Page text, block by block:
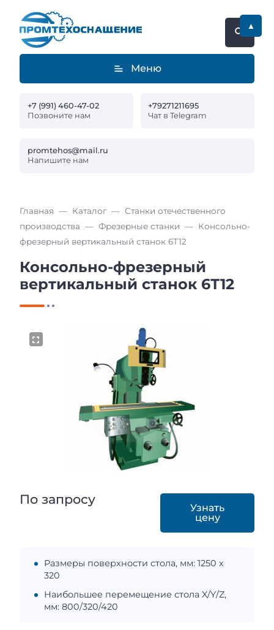
Меню
+7 (991) 460-47-02
Позвоните нам
+79271211695
Чат в Telegram
promtehos@mail.ru
Напишите нам
Главная Каталог
Станки отечественного
производства
Фрезерные станки
Консольно-
фрезерный вертикальный станок 6Т12
Консольно-фрезерный
вертикальный станок 6Т12
По запросу
Узнать
цену
Размеры поверхности стола, мм: 1250 х
320
Наибольшее перемещение стола X/Y/Z,
мм: 800/320/420
▲